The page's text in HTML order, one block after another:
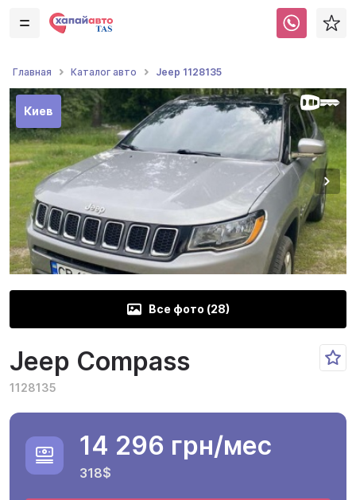
Главная Каталог авто Jeep 1128135
Киев
Все фото (28)
Jeep Compass
1128135
14 296 грн/мес
318$